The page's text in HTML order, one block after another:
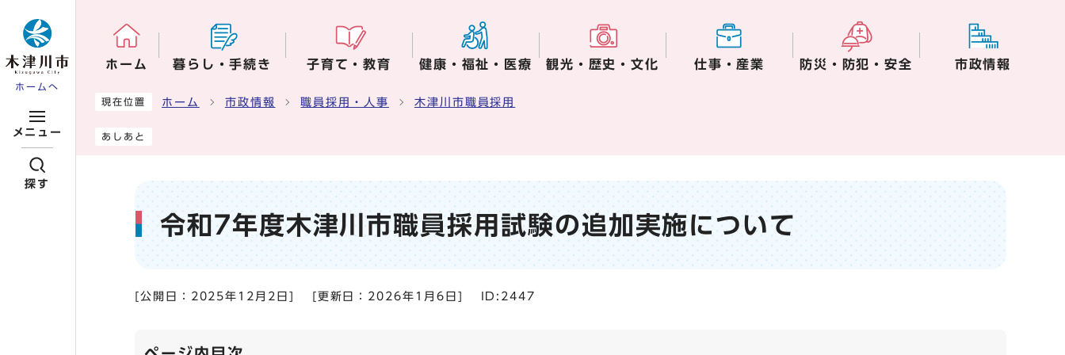
ホームへ
メニュー
探す
ホーム 暮らし・手続き 子育て・教育 健康・福祉・医療 観光・歴史・文化 仕事・産業 防災・防犯・安全 市政情報
ここから本文です
現在位置 ホーム 市政情報 職員採用・人事 木津川市職員採用
あしあと
令和7年度木津川市職員採用試験の追加実施について
[公開日： 2025年12月2日 [更新日： 2026年1月6日 ID:2447